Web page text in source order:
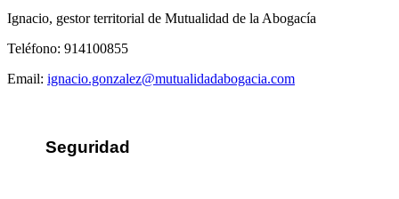
Ignacio, gestor territorial de Mutualidad de la Abogacía
Teléfono: 914100855
Email: ignacio.gonzalez@mutualidadabogacia.com
Seguridad